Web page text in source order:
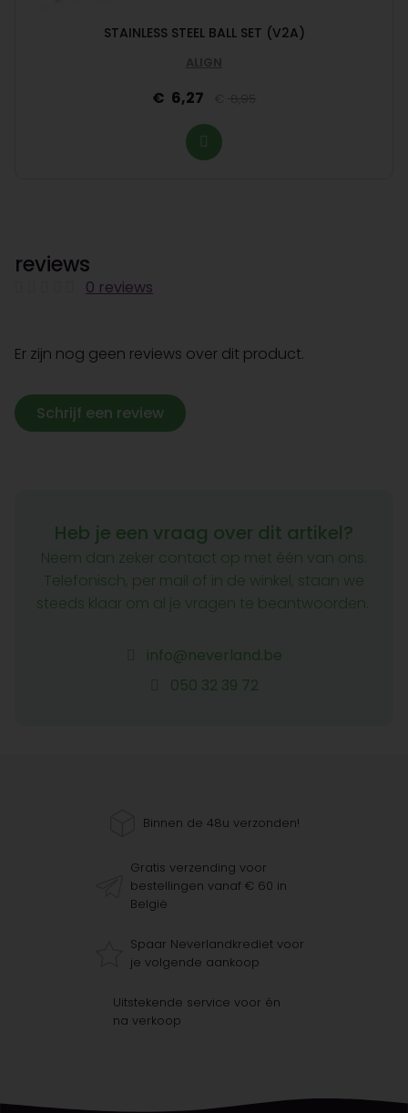
STAINLESS STEEL BALL SET (V2A)
ALIGN
6,27 8,95
reviews
0 reviews
Er zijn nog geen reviews over dit product.
Schrijf een review
Heb je een vraag over dit artikel?
Neem dan zeker contact op met één van ons.
Telefonisch, per mail of in de winkel, staan we
steeds klaar om al je vragen te beantwoorden.
info@neverland.be
050 32 39 72
Binnen de 48u verzonden!
Gratis verzending voor
bestellingen vanaf € 60 in
België
Spaar Neverlandkrediet voor
je volgende aankoop
Uitstekende service voor én
na verkoop